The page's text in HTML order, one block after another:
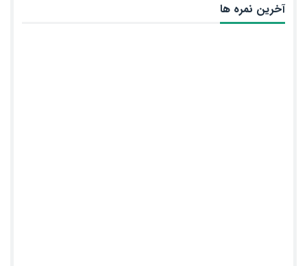
آخرین نمره ها